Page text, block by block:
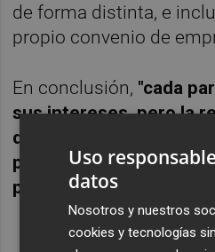
de forma distinta, e
propio convenio de
En conclusión, "cada
sus intereses, pero la
deberá permitir el libre
profesión portuaria y no
pertenecer a la Sagep".
Uso
datos
Nosotros y nuestros
cookies y tecnologías